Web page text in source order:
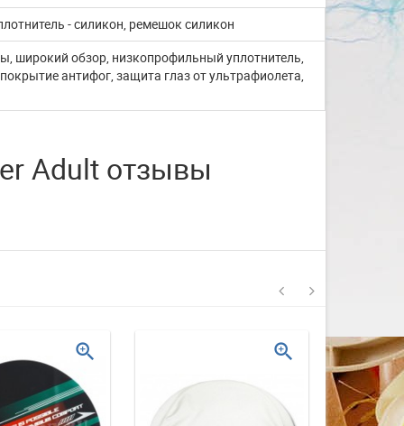
шапочек для плавания
со с...
Изготовление на заказ шапочек для
- силикон, ремешок силикон
широкий обзор, низкопрофильный уплотнитель,
антифог, защита глаз от ультрафиолета,
Adult отзывы
zoom_in zoom_in